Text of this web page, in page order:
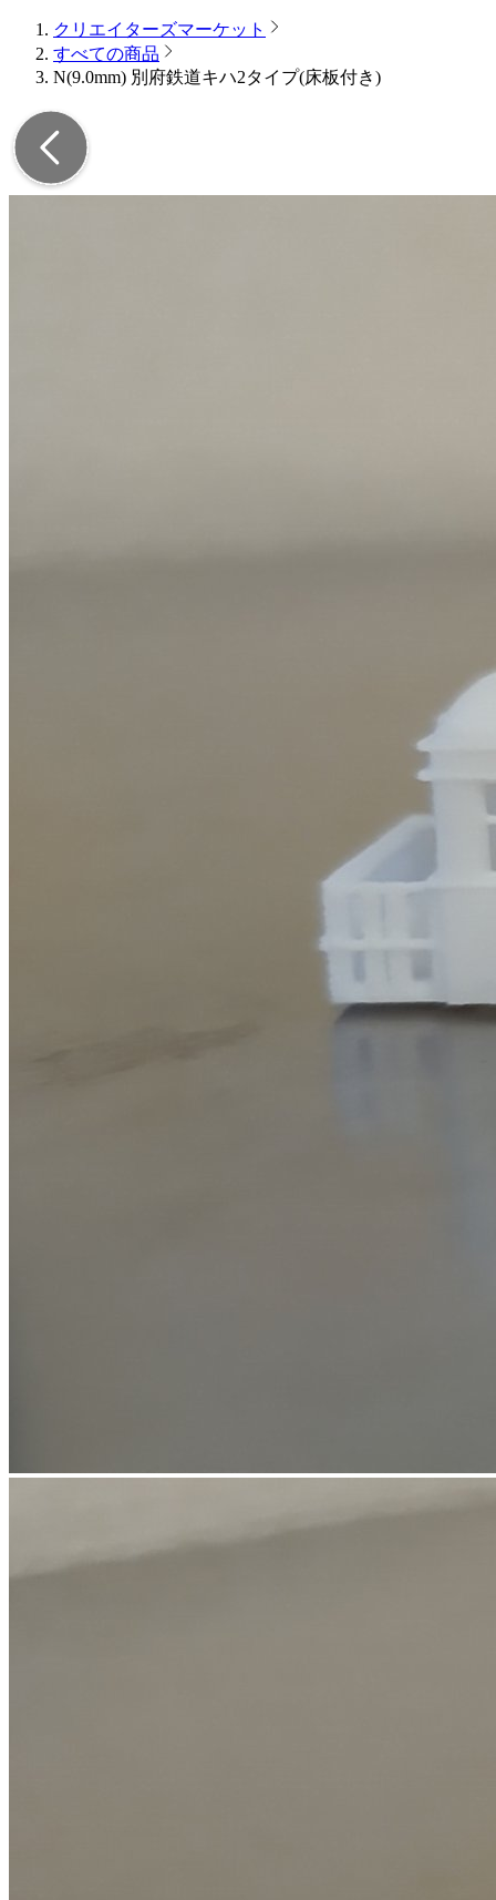
クリエイターズマーケット
すべての商品
N(9.0mm) 別府鉄道キハ2タイプ(床板付き)